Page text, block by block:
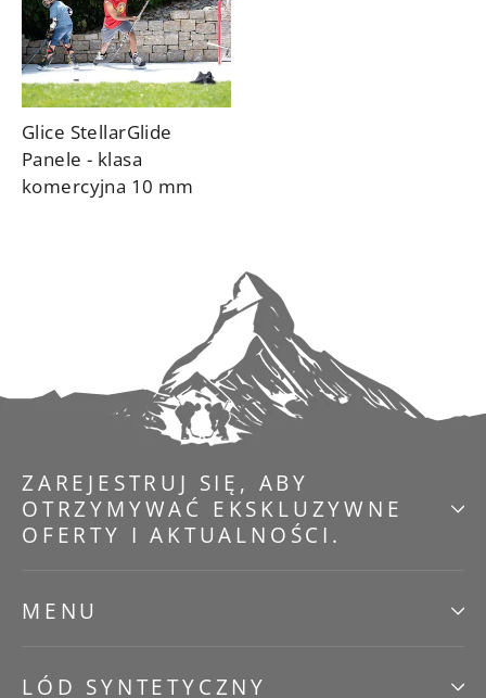
Glice StellarGlide
Panele - klasa
komercyjna 10 mm
ZAREJESTRUJ SIĘ, ABY
OTRZYMYWAĆ EKSKLUZYWNE
OFERTY I AKTUALNOŚCI.
MENU
LÓD SYNTETYCZNY